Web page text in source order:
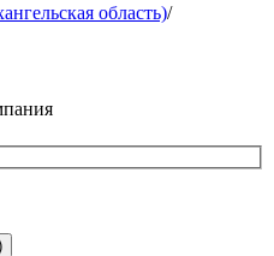
область)/